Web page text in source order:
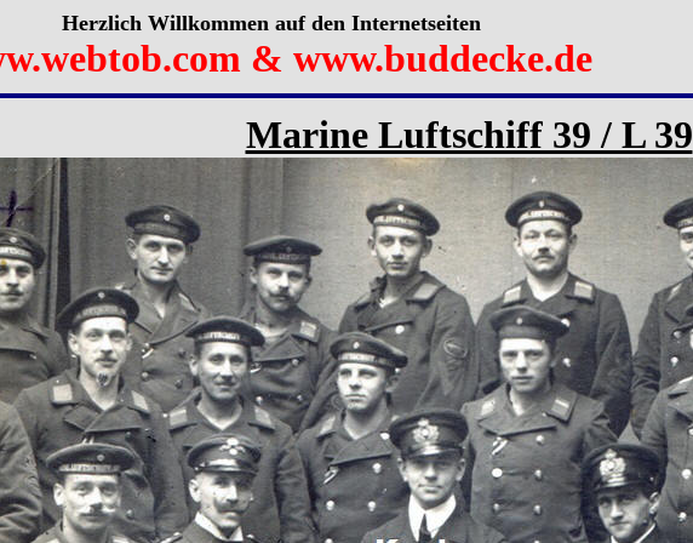
Herzlich Willkommen auf den Internetseiten
& www.buddecke.de
Marine Luftschiff 39 / L 39